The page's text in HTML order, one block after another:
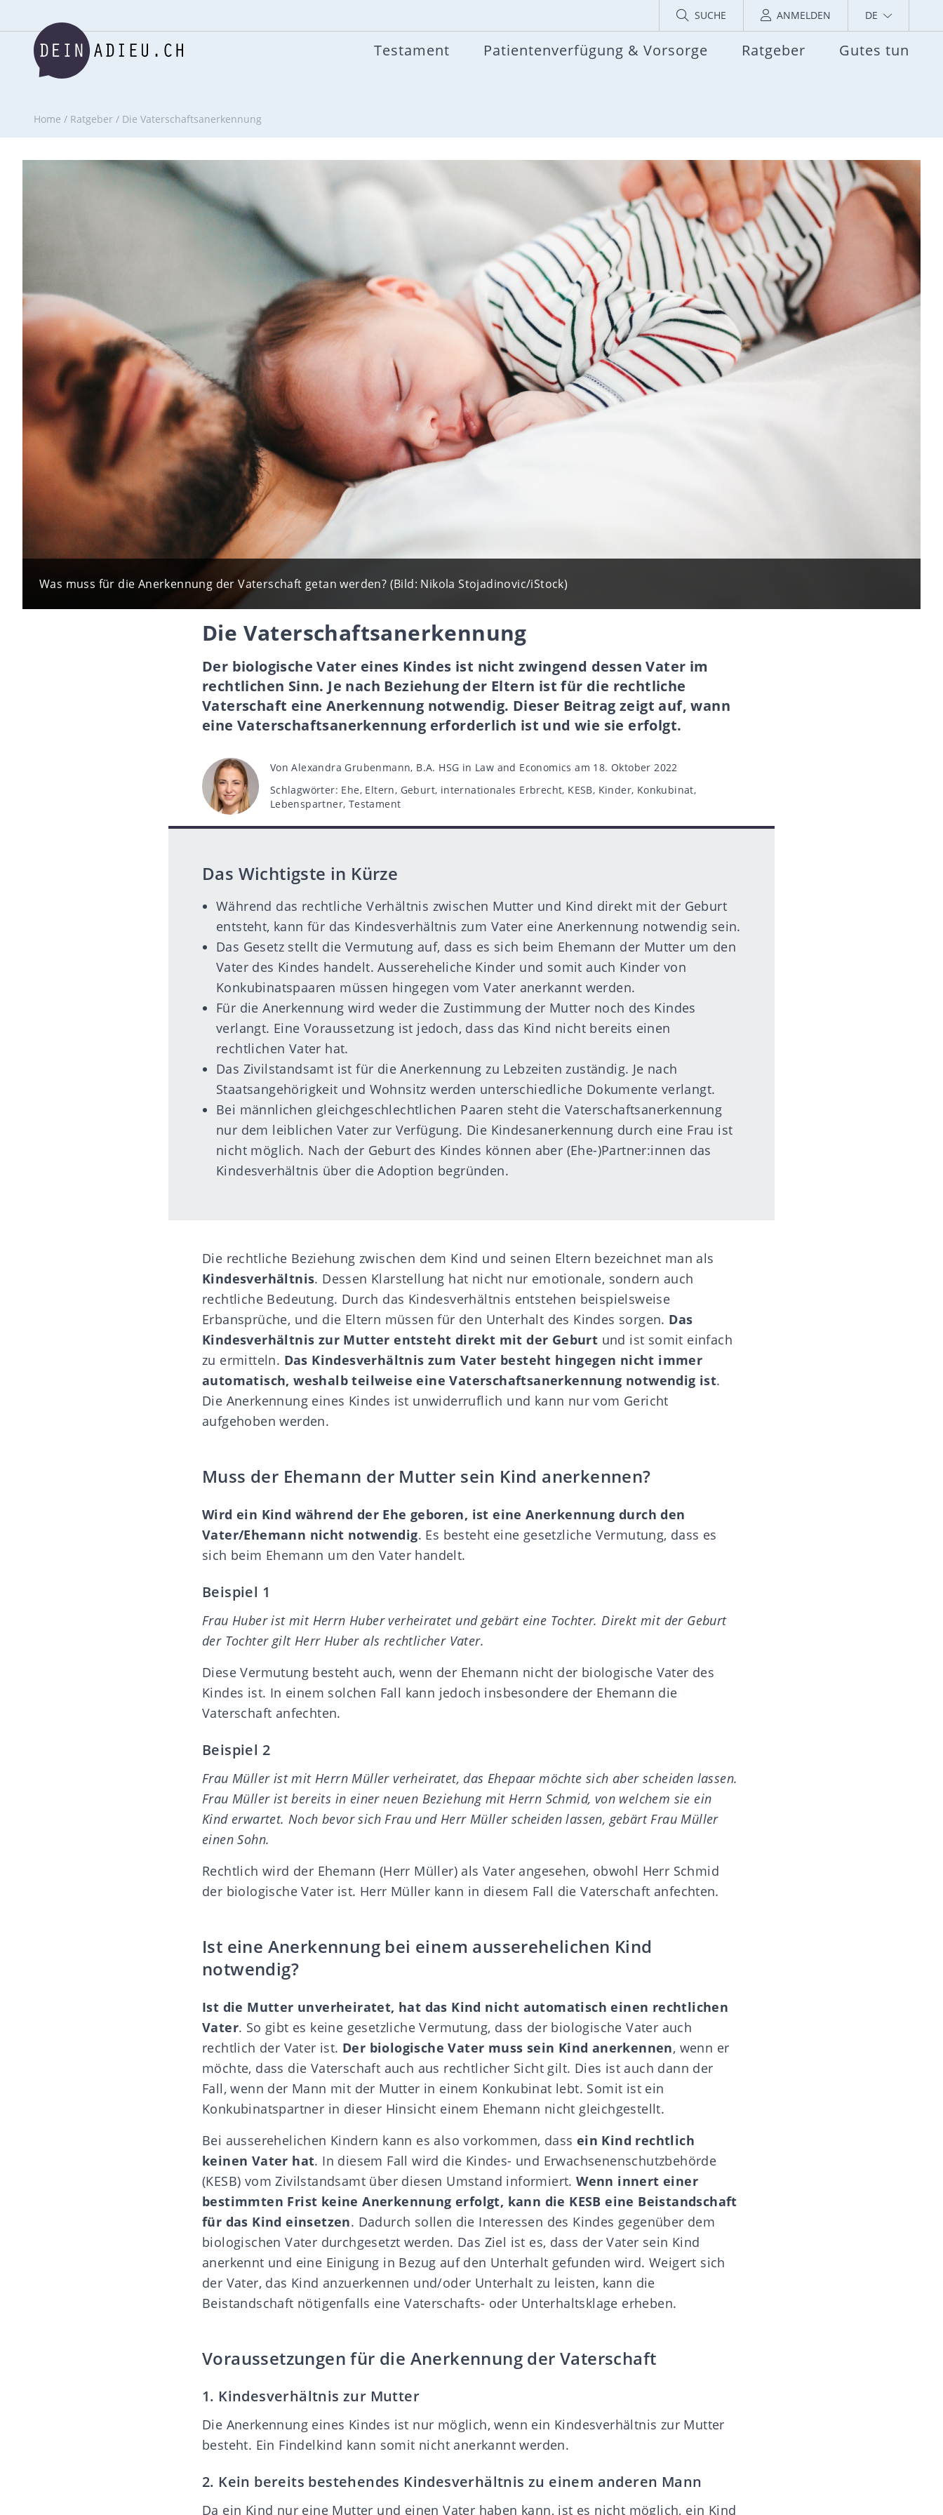
SUCHE ANMELDEN DE
Testament Patientenverfügung & Vorsorge Ratgeber Gutes tun
Home / Ratgeber / Die Vaterschaftsanerkennung
Was muss für die Anerkennung der Vaterschaft getan werden? (Bild: Nikola Stojadinovic/iStock)
Die Vaterschaftsanerkennung
Der biologische Vater eines Kindes ist nicht zwingend dessen Vater im
rechtlichen Sinn. Je nach Beziehung der Eltern ist für die rechtliche
Vaterschaft eine Anerkennung notwendig. Dieser Beitrag zeigt auf, wann
eine Vaterschaftsanerkennung erforderlich ist und wie sie erfolgt.
Beitragsautor
VonAlexandra Grubenmann, B.A. HSG in Law and Economics am 18. Oktober 2022
Schlagwörter
Schlagwörter: Ehe, Eltern, Geburt, internationales Erbrecht, KESB, Kinder, Konkubinat,
Lebenspartner, Testament
Das Wichtigste in Kürze
Während das rechtliche Verhältnis zwischen Mutter und Kind direkt mit der Geburt
entsteht, kann für das Kindesverhältnis zum Vater eine Anerkennung notwendig sein.
Das Gesetz stellt die Vermutung auf, dass es sich beim Ehemann der Mutter um den
Vater des Kindes handelt. Aussereheliche Kinder und somit auch Kinder von
Konkubinatspaaren müssen hingegen vom Vater anerkannt werden.
Für die Anerkennung wird weder die Zustimmung der Mutter noch des Kindes
verlangt. Eine Voraussetzung ist jedoch, dass das Kind nicht bereits einen
rechtlichen Vater hat.
Das Zivilstandsamt ist für die Anerkennung zu Lebzeiten zuständig. Je nach
Staatsangehörigkeit und Wohnsitz werden unterschiedliche Dokumente verlangt.
Bei männlichen gleichgeschlechtlichen Paaren steht die Vaterschaftsanerkennung
nur dem leiblichen Vater zur Verfügung. Die Kindesanerkennung durch eine Frau ist
nicht möglich. Nach der Geburt des Kindes können aber (Ehe-)Partner:innen das
Kindesverhältnis über die Adoption begründen.
Die rechtliche Beziehung zwischen dem Kind und seinen Eltern bezeichnet man als
Kindesverhältnis. Dessen Klarstellung hat nicht nur emotionale, sondern auch
rechtliche Bedeutung. Durch das Kindesverhältnis entstehen beispielsweise
Erbansprüche, und die Eltern müssen für den Unterhalt des Kindes sorgen. Das
Kindesverhältnis zur Mutter entsteht direkt mit der Geburt und ist somit einfach
zu ermitteln. Das Kindesverhältnis zum Vater besteht hingegen nicht immer
automatisch, weshalb teilweise eine Vaterschaftsanerkennung notwendig ist.
Die Anerkennung eines Kindes ist unwiderruflich und kann nur vom Gericht
aufgehoben werden.
Muss der Ehemann der Mutter sein Kind anerkennen?
Wird ein Kind während der Ehe geboren, ist eine Anerkennung durch den
Vater/Ehemann nicht notwendig. Es besteht eine gesetzliche Vermutung, dass es
sich beim Ehemann um den Vater handelt.
Beispiel 1
Frau Huber ist mit Herrn Huber verheiratet und gebärt eine Tochter. Direkt mit der Geburt
der Tochter gilt Herr Huber als rechtlicher Vater.
Diese Vermutung besteht auch, wenn der Ehemann nicht der biologische Vater des
Kindes ist. In einem solchen Fall kann jedoch insbesondere der Ehemann die
Vaterschaft anfechten.
Beispiel 2
Frau Müller ist mit Herrn Müller verheiratet, das Ehepaar möchte sich aber scheiden lassen.
Frau Müller ist bereits in einer neuen Beziehung mit Herrn Schmid, von welchem sie ein
Kind erwartet. Noch bevor sich Frau und Herr Müller scheiden lassen, gebärt Frau Müller
einen Sohn.
Rechtlich wird der Ehemann (Herr Müller) als Vater angesehen, obwohl Herr Schmid
der biologische Vater ist. Herr Müller kann in diesem Fall die Vaterschaft anfechten.
Ist eine Anerkennung bei einem ausserehelichen Kind
notwendig?
Ist die Mutter unverheiratet, hat das Kind nicht automatisch einen rechtlichen
Vater. So gibt es keine gesetzliche Vermutung, dass der biologische Vater auch
rechtlich der Vater ist. Der biologische Vater muss sein Kind anerkennen, wenn er
möchte, dass die Vaterschaft auch aus rechtlicher Sicht gilt. Dies ist auch dann der
Fall, wenn der Mann mit der Mutter in einem Konkubinat lebt. Somit ist ein
Konkubinatspartner in dieser Hinsicht einem Ehemann nicht gleichgestellt.
Bei ausserehelichen Kindern kann es also vorkommen, dass ein Kind rechtlich
keinen Vater hat. In diesem Fall wird die Kindes- und Erwachsenenschutzbehörde
(KESB) vom Zivilstandsamt über diesen Umstand informiert.Wenn innert einer
bestimmten Frist keine Anerkennung erfolgt, kann die KESB eine Beistandschaft
für das Kind einsetzen. Dadurch sollen die Interessen des Kindes gegenüber dem
biologischen Vater durchgesetzt werden. Das Ziel ist es, dass der Vater sein Kind
anerkennt und eine Einigung in Bezug auf den Unterhalt gefunden wird. Weigert sich
der Vater, das Kind anzuerkennen und/oder Unterhalt zu leisten, kann die
Beistandschaft nötigenfalls eine Vaterschafts- oder Unterhaltsklage erheben.
Voraussetzungen für die Anerkennung der Vaterschaft
1. Kindesverhältnis zur Mutter
Die Anerkennung eines Kindes ist nur möglich, wenn ein Kindesverhältnis zur Mutter
besteht. Ein Findelkind kann somit nicht anerkannt werden.
2. Kein bereits bestehendes Kindesverhältnis zu einem anderen Mann
Da ein Kind nur eine Mutter und einen Vater haben kann, ist es nicht möglich, ein Kind